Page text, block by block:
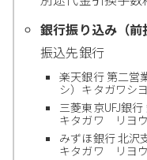
銀行振り込み（前
振込先銀行
楽天銀行 第二営
シ）キタガワシ
三菱東京UFJ銀
キタガワ リヨ
みずほ銀行 北沢
キタガワ リヨ